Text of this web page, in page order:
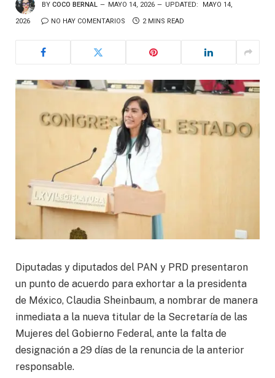
BY COCO BERNAL MAYO 14, 2026 UPDATED: MAYO 14,
2026 NO HAY COMENTARIOS 2 MINS READ
Diputadas y diputados del PAN y PRD presentaron
un punto de acuerdo para exhortar a la presidenta
de México, Claudia Sheinbaum, a nombrar de manera
inmediata a la nueva titular de la Secretaría de las
Mujeres del Gobierno Federal, ante la falta de
designación a 29 días de la renuncia de la anterior
responsable.